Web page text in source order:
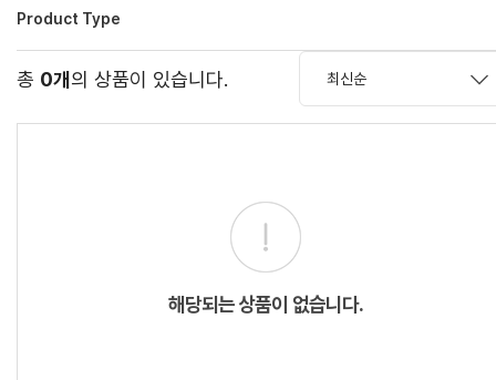
Product Type
총 0개의 상품이 있습니다.
해당되는 상품이 없습니다.